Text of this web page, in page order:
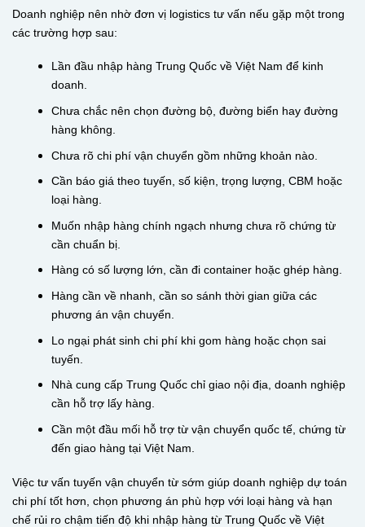
Doanh nghiệp nên nhờ đơn vị logistics tư vấn nếu gặp một trong
các trường hợp sau:
Lần đầu nhập hàng Trung Quốc về Việt Nam để kinh
doanh.
Chưa chắc nên chọn đường bộ, đường biển hay đường
hàng không.
Chưa rõ chi phí vận chuyển gồm những khoản nào.
Cần báo giá theo tuyến, số kiện, trọng lượng, CBM hoặc
loại hàng.
Muốn nhập hàng chính ngạch nhưng chưa rõ chứng từ
cần chuẩn bị.
Hàng có số lượng lớn, cần đi container hoặc ghép hàng.
Hàng cần về nhanh, cần so sánh thời gian giữa các
phương án vận chuyển.
Lo ngại phát sinh chi phí khi gom hàng hoặc chọn sai
tuyến.
Nhà cung cấp Trung Quốc chỉ giao nội địa, doanh nghiệp
cần hỗ trợ lấy hàng.
Cần một đầu mối hỗ trợ từ vận chuyển quốc tế, chứng từ
đến giao hàng tại Việt Nam.
Việc tư vấn tuyến vận chuyển từ sớm giúp doanh nghiệp dự toán
chi phí tốt hơn, chọn phương án phù hợp với loại hàng và hạn
chế rủi ro chậm tiến độ khi nhập hàng từ Trung Quốc về Việt